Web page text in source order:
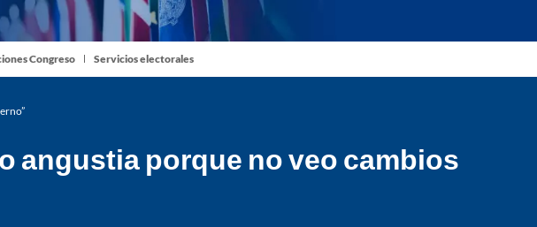
Congreso Servicios electorales
angustia porque no veo cambios